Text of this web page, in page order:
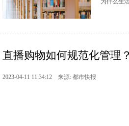
为什么生
直播购物如何规范化管理
2023-04-11 11:34:12 来源: 都市快报